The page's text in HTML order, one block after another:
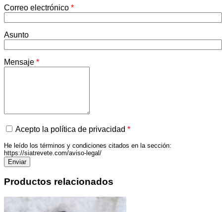
Correo electrónico *
Asunto
Mensaje *
Acepto la política de privacidad *
He leído los términos y condiciones citados en la sección:
https://siatrevete.com/aviso-legal/
Productos relacionados